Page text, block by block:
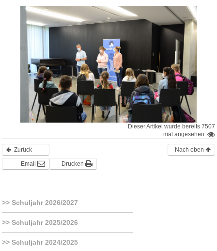
Förderverein
Dieser Artikel wurde bereits 7507
mal angesehen.
Zurück Nach oben
Email Drucken
Schuljahr 2026/2027
Schuljahr 2025/2026
Schuljahr 2024/2025